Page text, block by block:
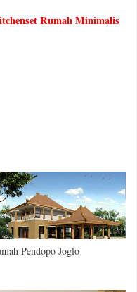
Rumah Minimalis
Pendopo Joglo